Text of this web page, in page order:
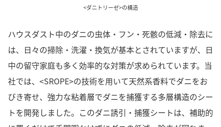
<ダニトリーゼ>の構造
ハウスダスト中のダニの虫体・フン・死骸の低減・除去に
は、日々の掃除・洗濯・換気が基本とされていますが、日
中の留守家庭も多く効率的な対策が求められています。当
社では、<SROPE>の技術を用いて天然系香料でダニをお
びき寄せ、強力な粘着層でダニを捕獲する多層構造のシー
トを開発しました。このダニ誘引・捕獲シートは、補助的